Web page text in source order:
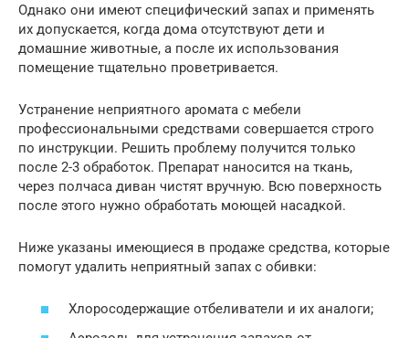
Однако они имеют специфический запах и применять
их допускается, когда дома отсутствуют дети и
домашние животные, а после их использования
помещение тщательно проветривается.
Устранение неприятного аромата с мебели
профессиональными средствами совершается строго
по инструкции. Решить проблему получится только
после 2-3 обработок. Препарат наносится на ткань,
через полчаса диван чистят вручную. Всю поверхность
после этого нужно обработать моющей насадкой.
Ниже указаны имеющиеся в продаже средства, которые
помогут удалить неприятный запах с обивки:
Хлоросодержащие отбеливатели и их аналоги;